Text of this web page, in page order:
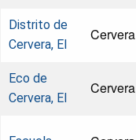
Distrito de
Cervera, El
Cervera
Eco de
Cervera, El
Cervera